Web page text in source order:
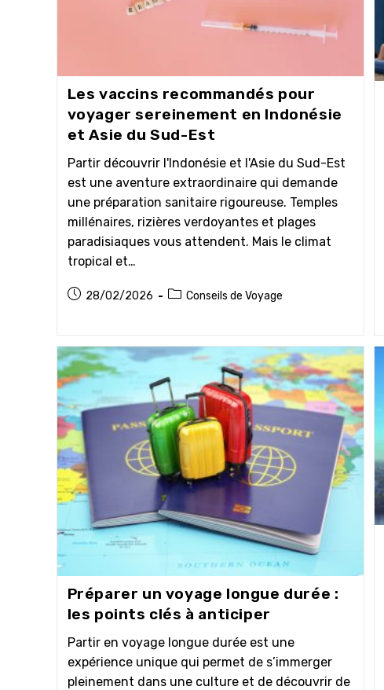
Les vaccins recommandés pour
voyager sereinement en Indonésie
et Asie du Sud-Est
Partir découvrir l'Indonésie et l'Asie du Sud-Est
est une aventure extraordinaire qui demande
une préparation sanitaire rigoureuse. Temples
millénaires, rizières verdoyantes et plages
paradisiaques vous attendent. Mais le climat
tropical et…
Publication
28/02/2026
PostConseils de Voyage
Préparer un voyage longue durée :
les points clés à anticiper
Partir en voyage longue durée est une
expérience unique qui permet de s’immerger
pleinement dans une culture et de découvrir de